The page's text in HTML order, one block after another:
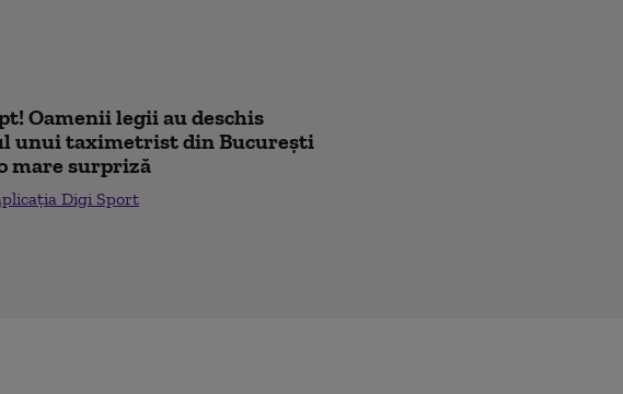
Oamenii legii au deschis
unui taximetrist din București
mare surpriză
Digi Sport